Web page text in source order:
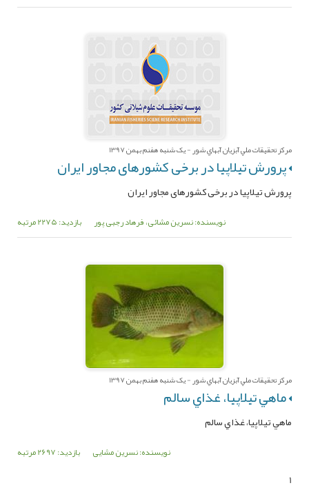
مرکز تحقيقات ملي آبزيان آبهاي شور - یک شنبه هفنم بهمن 1397
پرورش تیلاپیا در برخی کشورهای مجاور ایران
پرورش تیلاپیا در برخی کشورهای مجاور ایران
نویسنده: نسرین مشائی، فرهاد رجبی پور بازدید: 2275 مرتبه
مرکز تحقيقات ملي آبزيان آبهاي شور - یک شنبه هفنم بهمن 1397
ماهي تيلاپيا، غذاي سالم
ماهي تيلاپيا، غذاي سالم
نویسنده: نسرین مشایی بازدید: 2697 مرتبه
1